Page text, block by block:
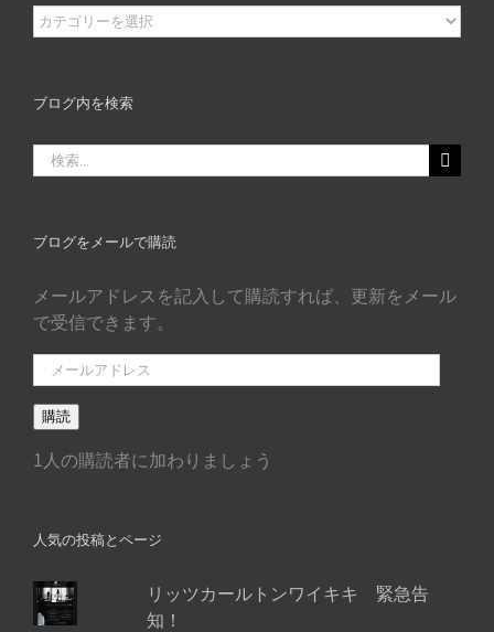
ブ
ロ
カ
ゴ
リ
ブログ内を検索
索
ブログをメールで購読
メールアドレスを記入して購読すれば、更新をメール
で受信できます。
ー
ル
ド
購読
1人の購読者に加わりましょう
人気の投稿とページ
リッツカールトンワイキキ 緊急告
知！